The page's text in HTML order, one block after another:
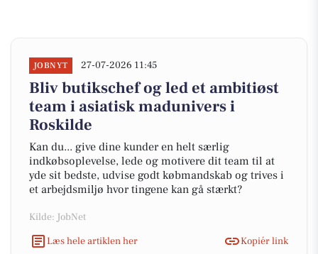
JOBNYT 27-07-2026 11:45
Bliv butikschef og led et ambitiøst
team i asiatisk madunivers i
Roskilde
Kan du... give dine kunder en helt særlig
indkøbsoplevelse, lede og motivere dit team til at
yde sit bedste, udvise godt købmandskab og trives i
et arbejdsmiljø hvor tingene kan gå stærkt?
Kilde: JobNet
Læs hele artiklen her
Kopiér link